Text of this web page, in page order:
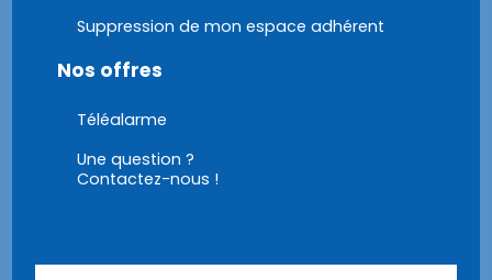
Suppression de mon espace adhérent
Nos offres
Téléalarme
Une question ?
Contactez-nous !